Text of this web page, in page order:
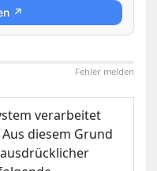
↗
Fehler melden
verarbeitet
diesem Grund